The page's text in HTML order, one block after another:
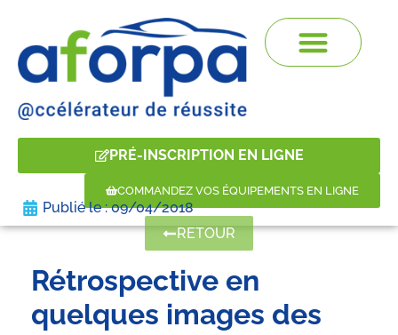
PRÉ-INSCRIPTION EN LIGNE
COMMANDEZ VOS ÉQUIPEMENTS EN LIGNE
Publié le : 09/04/2018
RETOUR
Rétrospective en
quelques images des